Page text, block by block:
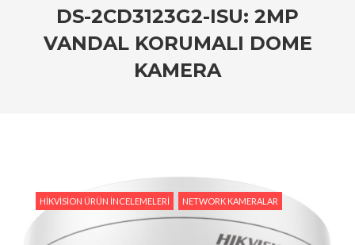
#Endüstriyel Güvenlik Çözümleri ile İşyerinizi
Koruyun
#TRT Haber Güvenlik Kamerası Alırken Nelere
Dikkat Edilmeli ? Güvenlik Kamera Uzmanı Pc
#Hikvision AI Teknolojileri ile Güvenlikte Yeni
DS-2CD3123G2-ISU: 2MP
VANDAL KORUMALI DOME
KAMERA
HIKVISION ÜRÜN İNCELEMELERI NETWORK KAMERALAR